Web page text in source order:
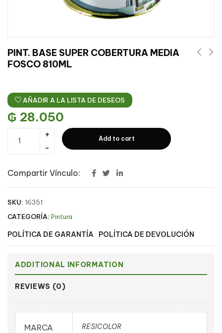
PINT. BASE SUPER COBERTURA MEDIA
FOSCO 810ML
AÑADIR A LA LISTA DE DESEOS
₲ 28.050
Add to cart
Compartir Vínculo:
SKU: 16351
CATEGORÍA: Pintura
POLÍTICA DE GARANTÍA POLÍTICA DE DEVOLUCIÓN
ADDITIONAL INFORMATION
REVIEWS (0)
MARCA RESICOLOR